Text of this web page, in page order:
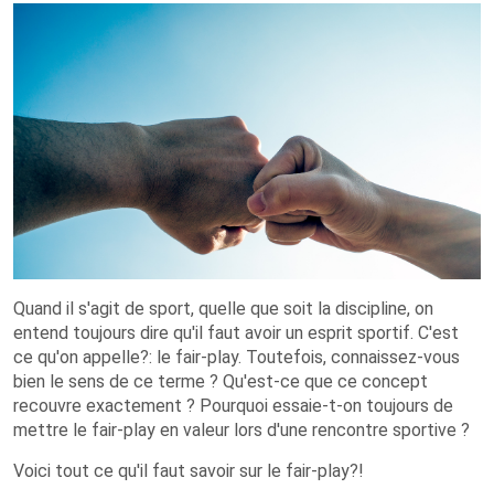
Quand il s'agit de sport, quelle que soit la discipline, on
entend toujours dire qu'il faut avoir un esprit sportif. C'est
ce qu'on appelle?: le fair-play. Toutefois, connaissez-vous
bien le sens de ce terme ? Qu'est-ce que ce concept
recouvre exactement ? Pourquoi essaie-t-on toujours de
mettre le fair-play en valeur lors d'une rencontre sportive ?
Voici tout ce qu'il faut savoir sur le fair-play?!